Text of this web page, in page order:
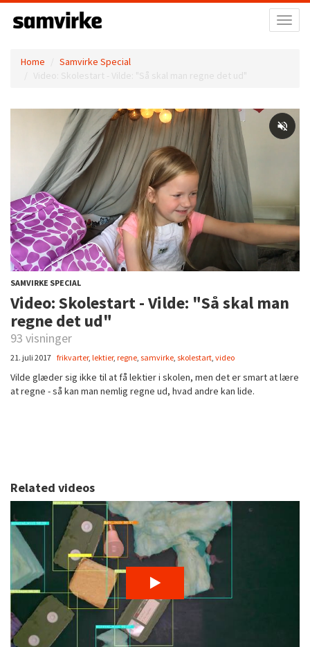
Home
Samvirke Special
Video: Skolestart - Vilde: "Så skal man regne det ud"
SAMVIRKE SPECIAL
Video: Skolestart - Vilde: "Så skal man
regne det ud"
93 visninger
21. juli 2017 frikvarter, lektier, regne, samvirke, skolestart, video
Vilde glæder sig ikke til at få lektier i skolen, men det er smart at lære
at regne - så kan man nemlig regne ud, hvad andre kan lide.
Related videos